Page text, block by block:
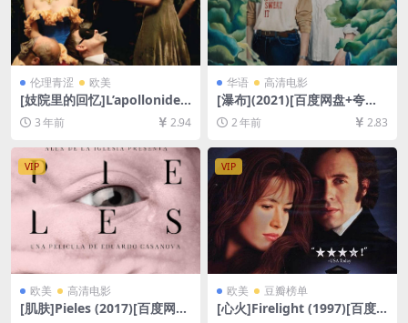
伦理青涩 欧美
[妓院里的回忆]L’apollonide
(Souvenirs de la maison cl
ose) (2011)[百度网盘+迅雷云
盘资源1080P超清未删减][MP
4/7GB][中文字幕]
3 年前 2.94
华语 高清电影
[瀑布](2021)[百度网盘+夸克
网盘1080P超清未删减资源]
[网盘在线播放/下载][MP4/3.
2GB][中文字幕]
2 年前 2.83
VIP
欧美 高清电影
[肌肤]Pieles (2017)[百度网盘
VIP
欧美 豆瓣榜单
[心火]Firelight (1997)[百度